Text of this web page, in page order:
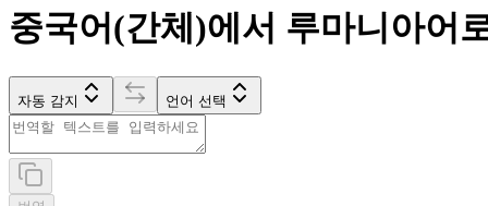
중국어(간체)에서 루마니아어
자동 감지 언어 선택